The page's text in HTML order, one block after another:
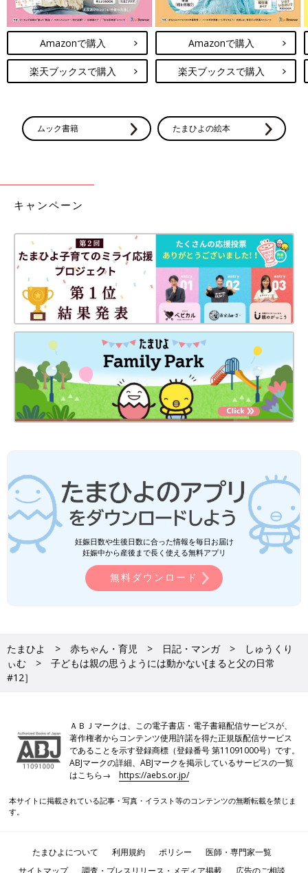
Amazonで購入
楽天ブックスで購入
Amazonで購入
楽天ブックスで購入
ムック書籍 たまひよの絵本
キャンペーン
妊娠日数や生後日数に合った情報を毎日お届け
妊娠中から産後まで長く使える無料アプリ
無料ダウンロード
たまひよ 赤ちゃん・育児 日記・マンガ
しゅうくり
ぃむ
子どもは親の思うようには動かない[まると父の日常
#12］
ＡＢＪマークは、この電子書店・電子書籍配信サービスが、
著作権者からコンテンツ使用許諾を得た正規版配信サービス
であることを示す登録商標（登録番号 第11091000号）です。
ABJマークの詳細、ABJマークを掲示しているサービスの一覧
はこちら→https://aebs.or.jp/
本サイトに掲載されている記事・写真・イラスト等のコンテンツの無断転載を禁じま
す。
たまひよについて 利用規約 ポリシー
医師・専門家一覧